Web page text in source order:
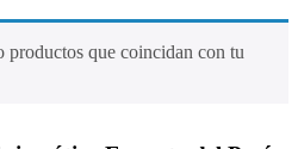
productos que coincidan con tu